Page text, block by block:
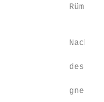
Nach
des
gne in